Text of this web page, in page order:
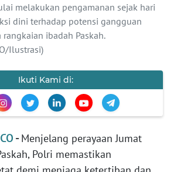
melakukan pengamanan sejak hari
dini terhadap potensi gangguan
ibadah Paskah.
Ilustrasi)
Ikuti Kami di:
-Menjelang perayaan Jumat
Polri memastikan